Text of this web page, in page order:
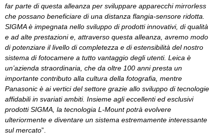
far parte di questa alleanza per sviluppare apparecchi mirrorless
che possano beneficiare di una distanza flangia-sensore ridotta.
SIGMA è impegnata nello sviluppo di prodotti innovativi, di qualità
e ad alte prestazioni e, attraverso questa alleanza, avremo modo
di potenziare il livello di completezza e di estensibilità del nostro
sistema di fotocamere a tutto vantaggio degli utenti. Leica è
un’azienda straordinaria, che da oltre 100 anni presta un
importante contributo alla cultura della fotografia, mentre
Panasonic è ai vertici del settore grazie allo sviluppo di tecnologie
affidabili in svariati ambiti. Insieme agli eccellenti ed esclusivi
prodotti SIGMA, la tecnologia L-Mount potrà evolvere
ulteriormente e diventare un sistema estremamente interessante
sul mercato”.